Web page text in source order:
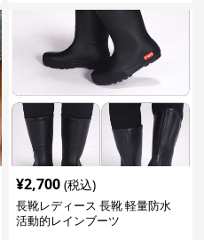
¥2,700 (税込)
長靴レディース 長靴 軽量防水
活動的レインブーツ